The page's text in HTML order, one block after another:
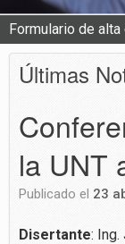
Formulario de
Últimas
la UNT
Publicado el 23
Disertante: Ing.